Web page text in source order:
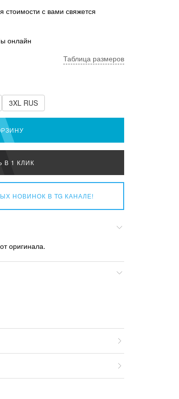
стоимости с вами свяжется
онлайн
Таблица размеров
3XL RUS
В 1 КЛИК
НОВИНОК В TG КАНАЛЕ!
оригинала.